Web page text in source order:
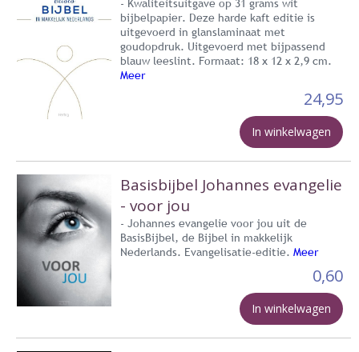
- Kwaliteitsuitgave op 31 grams wit
bijbelpapier. Deze harde kaft editie is
uitgevoerd in glanslaminaat met
goudopdruk. Uitgevoerd met bijpassend
blauw leeslint. Formaat: 18 x 12 x 2,9 cm.
Meer
24,95
In winkelwagen
Basisbijbel Johannes evangelie
- voor jou
- Johannes evangelie voor jou uit de
BasisBijbel, de Bijbel in makkelijk
Nederlands. Evangelisatie-editie. Meer
0,60
In winkelwagen